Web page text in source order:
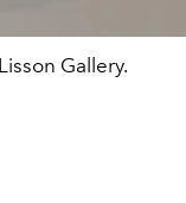
Gallery.